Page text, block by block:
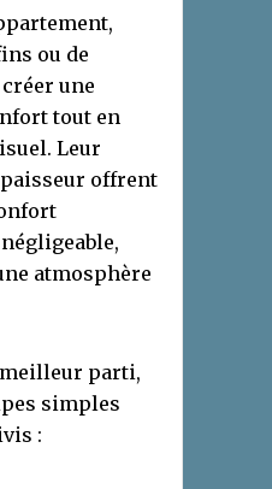
ou de
une
tout en
Leur
offrent
atmosphère
parti,
simples
: